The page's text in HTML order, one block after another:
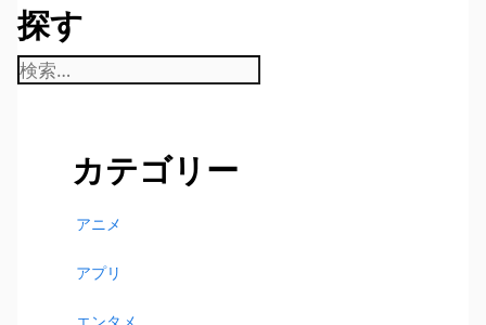
探す
検
カテゴリー
アニメ
アプリ
エンタメ